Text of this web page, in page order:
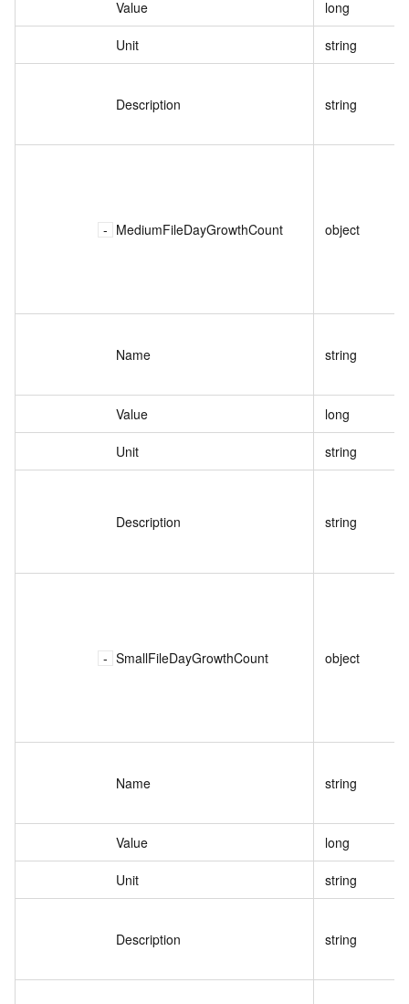
Value long
Unit string
Description string
MediumFileDayGrowthCount object
Name string
Value long
Unit string
Description string
SmallFileDayGrowthCount object
Name string
Value long
Unit string
Description string